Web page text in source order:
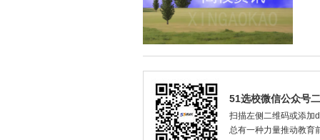
51选校微信公众号
扫描左侧二维码或添加
总有一种力量推动教育